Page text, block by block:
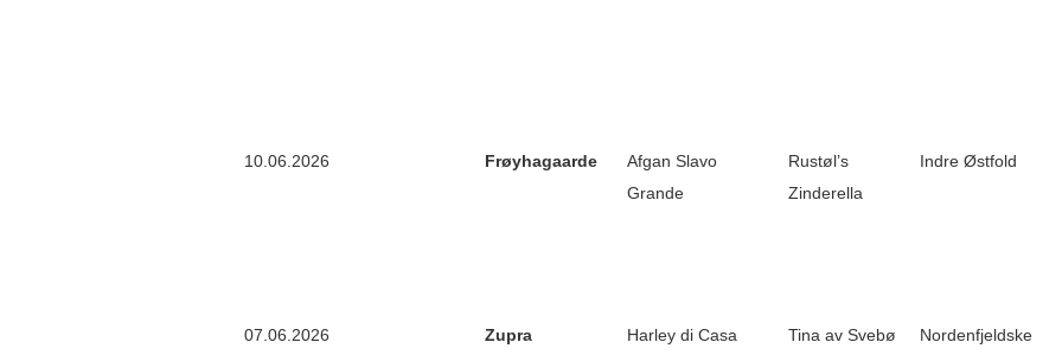
10.06.2026 Frøyhagaarde
Afgan Slavo
Grande
Rustøl’s
Zinderella
Indre Østfold
07.06.2026 Zupra
Harley di Casa
Tina av Svebø Nordenfjeldske